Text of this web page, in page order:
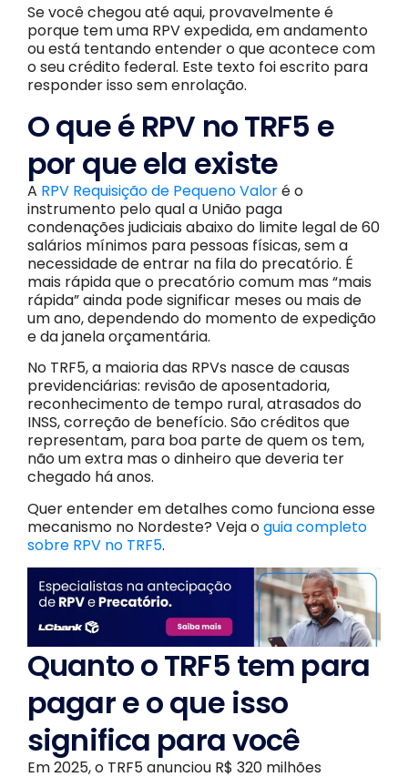
Se você chegou até aqui, provavelmente é
porque tem uma RPV expedida, em andamento
ou está tentando entender o que acontece com
o seu crédito federal. Este texto foi escrito para
responder isso sem enrolação.
O que é RPV no TRF5 e
por que ela existe
A RPV Requisição de Pequeno Valoré o
instrumento pelo qual a União paga
condenações judiciais abaixo do limite legal de 60
salários mínimos para pessoas físicas, sem a
necessidade de entrar na fila do precatório. É
mais rápida que o precatório comum mas “mais
rápida” ainda pode significar meses ou mais de
um ano, dependendo do momento de expedição
e da janela orçamentária.
No TRF5, a maioria das RPVs nasce de causas
previdenciárias: revisão de aposentadoria,
reconhecimento de tempo rural, atrasados do
INSS, correção de benefício. São créditos que
representam, para boa parte de quem os tem,
não um extra mas o dinheiro que deveria ter
chegado há anos.
Quer entender em detalhes como funciona esse
mecanismo no Nordeste? Veja oguia completo
sobre RPV no TRF5.
Quanto o TRF5 tem para
pagar e o que isso
significa para você
Em 2025, o TRF5 anunciou R$ 320 milhões